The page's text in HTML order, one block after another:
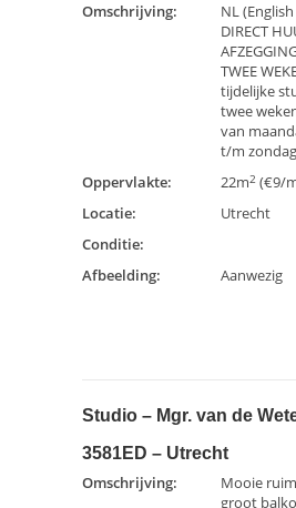
Omschrijving:
NL
DIRECT
TWEE
tijdelijke
twee
van
t/m
Oppervlakte:
22m2 (€9/
Locatie:
Utrecht
Conditie:
Afbeelding:
Aanwezig
Studio – Mgr. van de
3581ED – Utrecht
Omschrijving:
Mooie
groot